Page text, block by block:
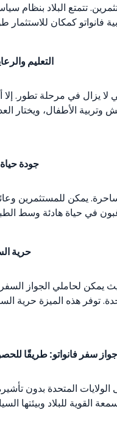
تتمتع البلاد
فانواتو كمكان للاستثمار
التعليم
يزال في مرحلة تطور.
وتربية الأطفال،
جودة
يمكن للمستثمرين
في حياة هادئة وسط
حرية
توفر هذه الميزة
سفر فانواتو: طريقًا
المتحدة بدون
القوية للبلاد وبيئتها